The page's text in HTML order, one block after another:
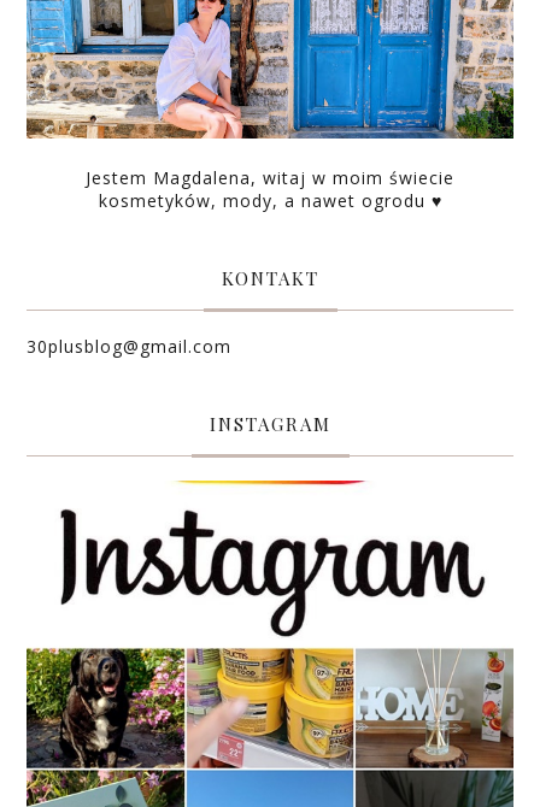
Jestem Magdalena, witaj w moim świecie
kosmetyków, mody, a nawet ogrodu ♥
KONTAKT
30plusblog@gmail.com
INSTAGRAM